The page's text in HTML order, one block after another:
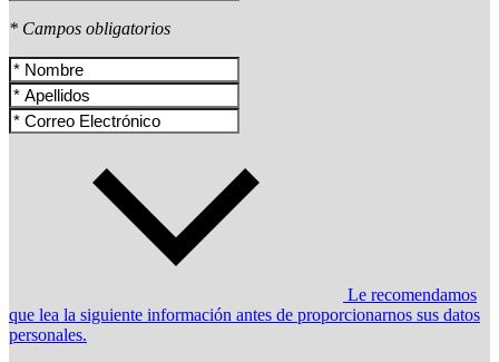
* Campos obligatorios
Le recomendamos
que lea la siguiente información antes de proporcionarnos sus datos
personales.